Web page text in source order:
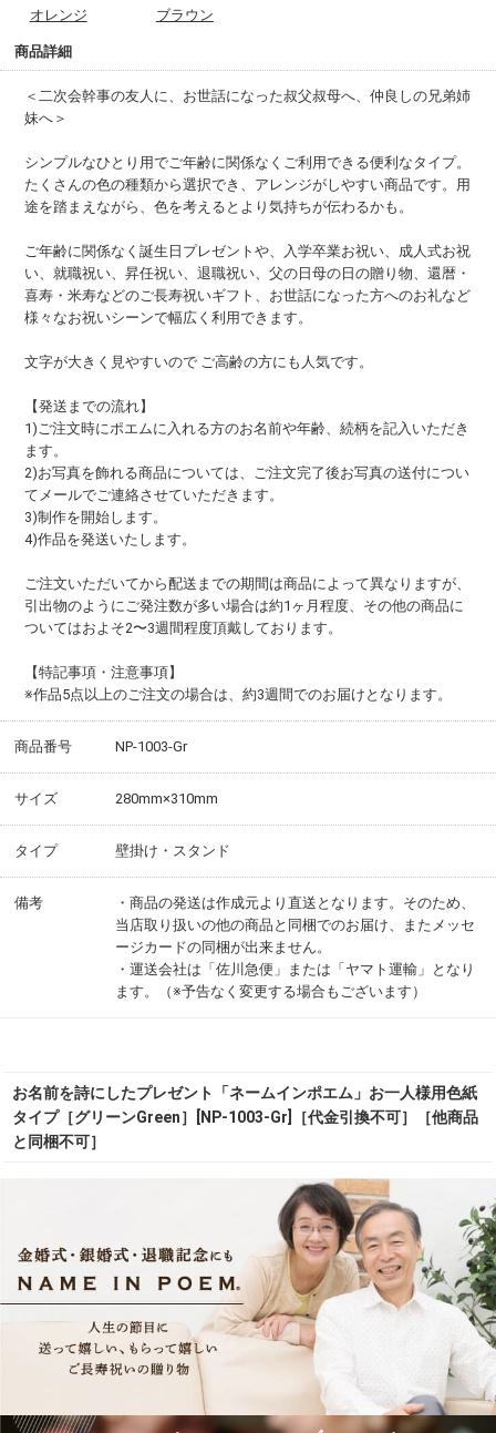
オレンジ ブラウン
商品詳細
＜二次会幹事の友人に、お世話になった叔父叔母へ、仲良しの兄弟姉
妹へ＞
シンプルなひとり用でご年齢に関係なくご利用できる便利なタイプ。
たくさんの色の種類から選択でき、アレンジがしやすい商品です。用
途を踏まえながら、色を考えるとより気持ちが伝わるかも。
ご年齢に関係なく誕生日プレゼントや、入学卒業お祝い、成人式お祝
い、就職祝い、昇任祝い、退職祝い、父の日母の日の贈り物、還暦・
喜寿・米寿などのご長寿祝いギフト、お世話になった方へのお礼など
様々なお祝いシーンで幅広く利用できます。
文字が大きく見やすいので ご高齢の方にも人気です。
【発送までの流れ】
1)ご注文時にポエムに入れる方のお名前や年齢、続柄を記入いただき
ます。
2)お写真を飾れる商品については、ご注文完了後お写真の送付につい
てメールでご連絡させていただきます。
3)制作を開始します。
4)作品を発送いたします。
ご注文いただいてから配送までの期間は商品によって異なりますが、
引出物のようにご発注数が多い場合は約1ヶ月程度、その他の商品に
ついてはおよそ2〜3週間程度頂戴しております。
【特記事項・注意事項】
※作品5点以上のご注文の場合は、約3週間でのお届けとなります。
商品番号 NP-1003-Gr
サイズ 280mm×310mm
タイプ 壁掛け・スタンド
備考
・商品の発送は作成元より直送となります。そのため、
当店取り扱いの他の商品と同梱でのお届け、またメッセ
ージカードの同梱が出来ません。
・運送会社は「佐川急便」または「ヤマト運輸」となり
ます。（※予告なく変更する場合もございます）
お名前を詩にしたプレゼント「ネームインポエム」お一人様用色紙
タイプ［グリーンGreen］[NP-1003-Gr]［代金引換不可］［他商品
と同梱不可］